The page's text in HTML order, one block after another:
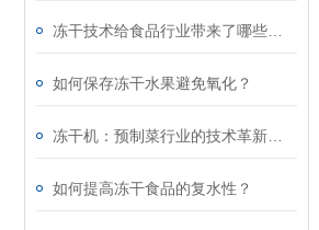
如何保存冻干水果避免氧化？
如何提高冻干食品的复水性？